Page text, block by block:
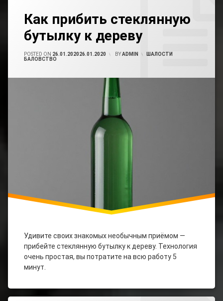
Как прибить стеклянную
бутылку к дереву
POSTED ON 26.01.202026.01.2020 BYADMIN CATEGORIES:
ШАЛОСТИ
БАЛОВСТВО
Удивите своих знакомых необычным приёмом —
прибейте стеклянную бутылку к дереву. Технология
очень простая, вы потратите на всю работу 5
минут.
Прибить
Бутылку
Сделать С
Отверстие
A
Comment
On
Как
Прибить
Стеклянную
К